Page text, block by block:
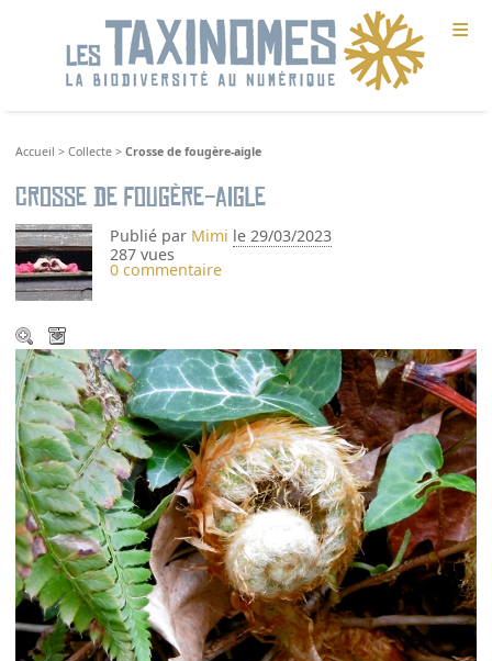
≡
Accueil >Collecte >Crosse de fougère-aigle
Crosse de fougère-aigle
Publié par Mimi le 29/03/2023
287 vues
0 commentaire